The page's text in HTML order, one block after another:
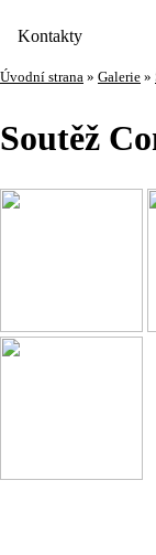
Kontakty
Úvodní strana » Galerie »
Soutěž